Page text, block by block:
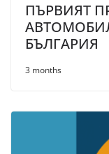
ПЪРВИЯТ
БЪЛГАРИЯ
3 months